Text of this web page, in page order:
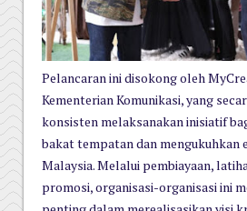
Pelancaran ini disokong oleh
Kementerian Komunikasi, yang
konsisten melaksanakan inisiatif
bakat tempatan dan mengukuhkan
Malaysia. Melalui pembiayaan,
promosi, organisasi-organisasi ini